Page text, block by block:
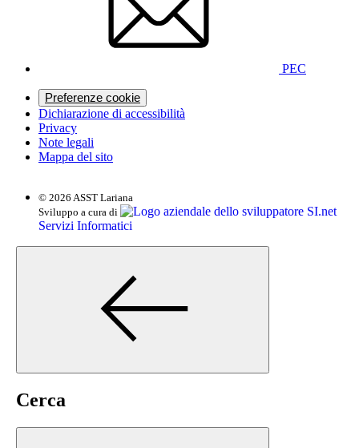
PEC
Preferenze cookie
Dichiarazione di accessibilità
Privacy
Note legali
Mappa del sito
© 2026 ASST Lariana
Sviluppo a cura di
SI.net
Servizi Informatici
Cerca